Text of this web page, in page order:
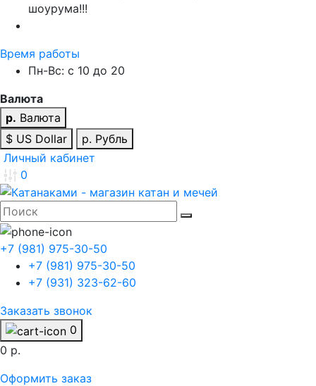
шоурума!!!
Время работы
Пн-Вс: с 10 до 20
Валюта
р. Валюта
$ US Dollar
р. Рубль
Личный кабинет
0
+7 (981) 975-30-50
+7 (981) 975-30-50
+7 (931) 323-62-60
Заказать звонок
0
0 р.
Оформить заказ